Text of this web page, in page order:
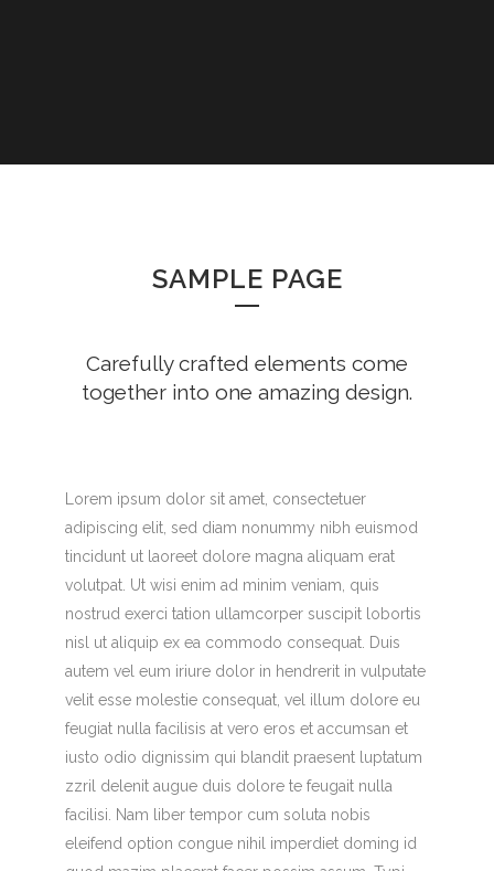
SAMPLE PAGE
Carefully crafted elements come
together into one amazing design.
Lorem ipsum dolor sit amet, consectetuer
adipiscing elit, sed diam nonummy nibh euismod
tincidunt ut laoreet dolore magna aliquam erat
volutpat. Ut wisi enim ad minim veniam, quis
nostrud exerci tation ullamcorper suscipit lobortis
nisl ut aliquip ex ea commodo consequat. Duis
autem vel eum iriure dolor in hendrerit in vulputate
velit esse molestie consequat, vel illum dolore eu
feugiat nulla facilisis at vero eros et accumsan et
iusto odio dignissim qui blandit praesent luptatum
zzril delenit augue duis dolore te feugait nulla
facilisi. Nam liber tempor cum soluta nobis
eleifend option congue nihil imperdiet doming id